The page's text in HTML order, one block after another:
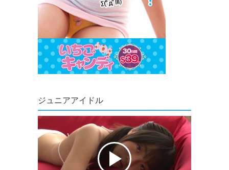
ジュニアアイドル